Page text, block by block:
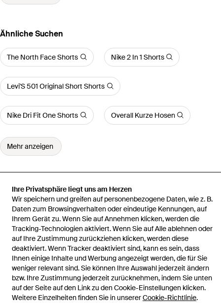
Ihre Privatsphäre liegt uns am Herzen
Wir speichern und greifen auf personenbezogene Daten, wie z. B.
Daten zum Browsingverhalten oder eindeutige Kennungen, auf
Ihrem Gerät zu. Wenn Sie auf Annehmen klicken, werden die
Tracking-Technologien aktiviert. Wenn Sie auf Alle ablehnen oder
auf Ihre Zustimmung zurückziehen klicken, werden diese
deaktiviert. Wenn Tracker deaktiviert sind, kann es sein, dass
Ihnen einige Inhalte und Werbung angezeigt werden, die für Sie
weniger relevant sind. Sie können Ihre Auswahl jederzeit ändern
bzw. Ihre Zustimmung jederzeit zurücknehmen, indem Sie unten
auf der Seite auf den Link zu den Cookie-Einstellungen klicken.
Weitere Einzelheiten finden Sie in unsererCookie-Richtlinie.
Ähnliche Suchen
The North Face Shorts Nike 2 In 1 Shorts
Levi'S 501 Original Short Shorts
Nike Dri Fit One Shorts Overall Kurze Hosen
Mehr anzeigen
Startseite Damen Kurze Hosen und Shorts Biker-Shorts
Hilfe und Informationen